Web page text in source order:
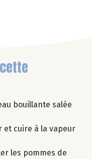
bouillante salée
et cuire à la vapeur
les pommes de